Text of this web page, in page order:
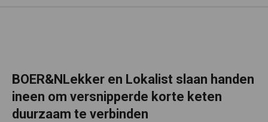
BOER&NLekker en Lokalist slaan handen
ineen om versnipperde korte keten
duurzaam te verbinden